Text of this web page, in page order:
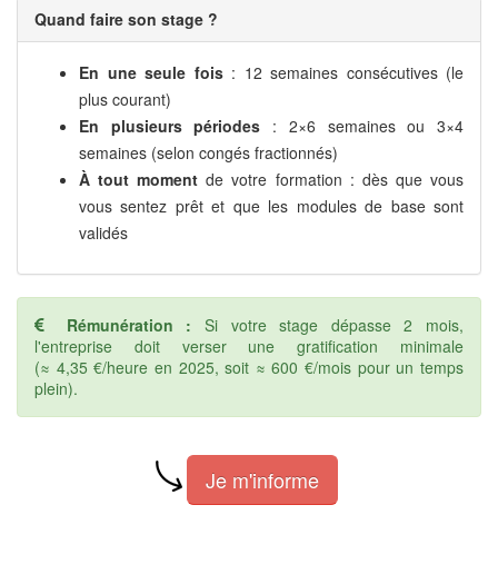
Quand faire son stage ?
En une seule fois: 12 semaines consécutives (le
plus courant)
En plusieurs périodes : 2×6 semaines ou 3×4
semaines (selon congés fractionnés)
À tout moment de votre formation : dès que vous
vous sentez prêt et que les modules de base sont
validés
Rémunération : Si votre stage dépasse 2 mois,
l'entreprise doit verser une gratification minimale
(≈ 4,35 €/heure en 2025, soit ≈ 600 €/mois pour un temps
plein).
Je m'informe